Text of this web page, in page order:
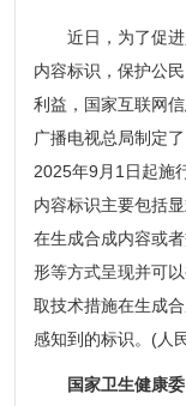
近日，为了促进
内容标识，保护公
利益，国家互联网
广播电视总局制定
2025年9月1日起施
内容标识主要包括
在生成合成内容或
形等方式呈现并可
取技术措施在生成
感知到的标识。(人
国家卫生健康委